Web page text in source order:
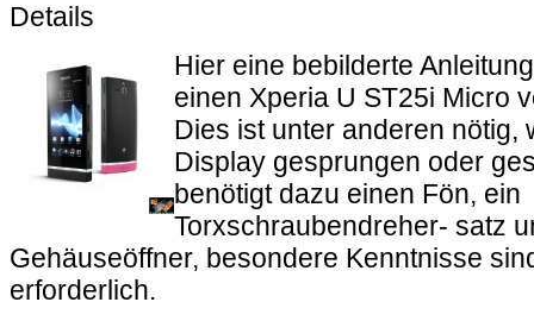
Details
Hier eine bebilderte
einen Xperia U ST25i Micro
Dies ist unter anderen nötig,
Display gesprungen oder
benötigt dazu einen Fön, ein
Torxschraubendreher- satz
Gehäuseöffner, besondere Kenntnisse
erforderlich.